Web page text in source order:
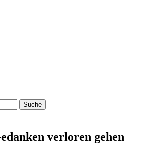
verloren gehen